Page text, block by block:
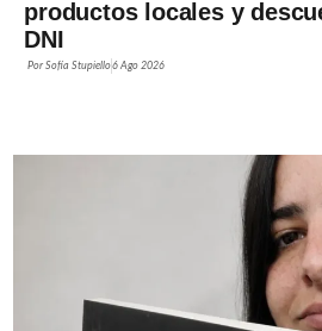
productos locales y
DNI
PorSofía Stupiello6 Ago 2026